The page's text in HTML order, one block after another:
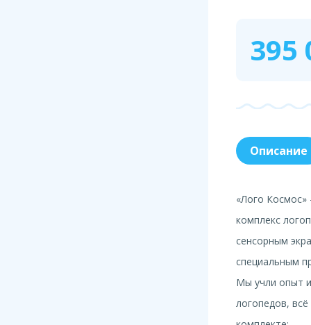
395
Описание
«Лого
комплекс
сенсорным
специальным
Мы учли опыт
логопедов,